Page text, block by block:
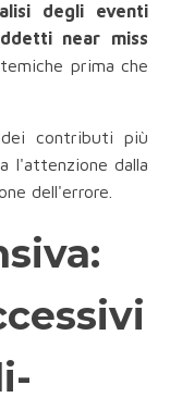
degli eventi
near miss
prima che
dei contributi più
l'attenzione dalla
dell'errore.